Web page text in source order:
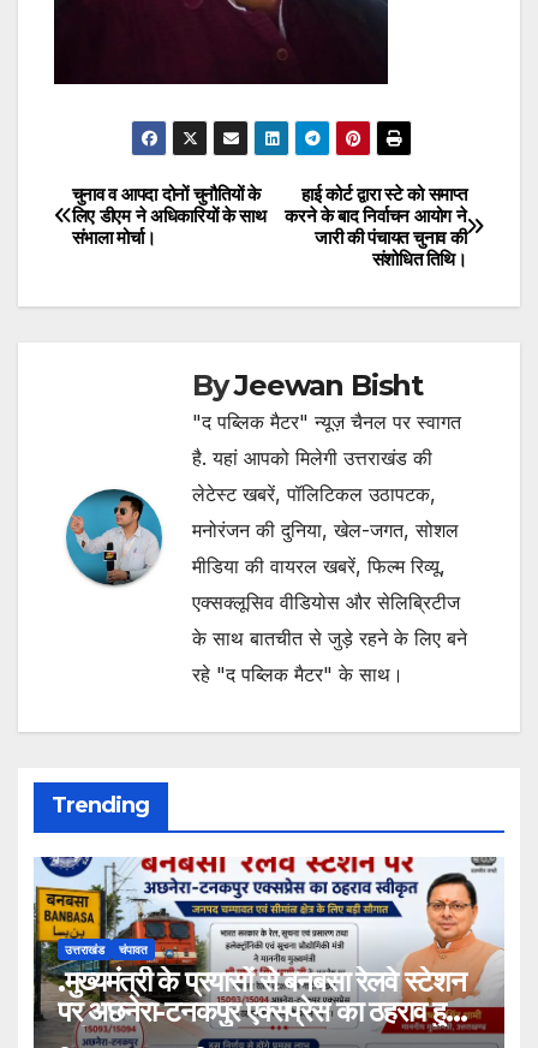
Post
navigation
हाई कोर्ट द्वारा स्टे को समाप्त
करने के बाद निर्वाचन आयोग ने
जारी की पंचायत चुनाव की
संशोधित तिथि।
चुनाव व आपदा दोनों चुनौतियों के
लिए डीएम ने अधिकारियों के साथ
संभाला मोर्चा।
ByJeewan Bisht
"द पब्लिक मैटर" न्यूज़ चैनल पर स्वागत
है. यहां आपको मिलेगी उत्तराखंड की
लेटेस्ट खबरें, पॉलिटिकल उठापटक,
मनोरंजन की दुनिया, खेल-जगत, सोशल
मीडिया की वायरल खबरें, फिल्म रिव्यू,
एक्सक्लूसिव वीडियोस और सेलिब्रिटीज
के साथ बातचीत से जुड़े रहने के लिए बने
रहे "द पब्लिक मैटर" के साथ।
Trending
उत्तराखंड चंपावत
.मुख्यमंत्री के प्रयासों से बनबसा रेलवे स्टेशन
पर अछनेरा-टनकपुर एक्सप्रेस का ठहराव हुआ